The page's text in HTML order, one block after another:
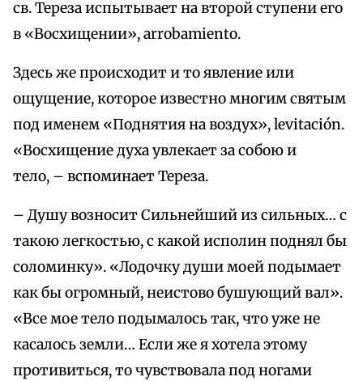
св. Тереза испытывает на второй ступени его
в «Восхищении», arrobamiento.
Здесь же происходит и то явление или
ощущение, которое известно многим святым
под именем «Поднятия на воздух», levitación.
«Восхищение духа увлекает за собою и
тело, – вспоминает Тереза.
– Душу возносит Сильнейший из сильных… с
такою легкостью, с какой исполин поднял бы
соломинку». «Лодочку души моей подымает
как бы огромный, неистово бушующий вал».
«Все мое тело подымалось так, что уже не
касалось земли… Если же я хотела этому
противиться, то чувствовала под ногами